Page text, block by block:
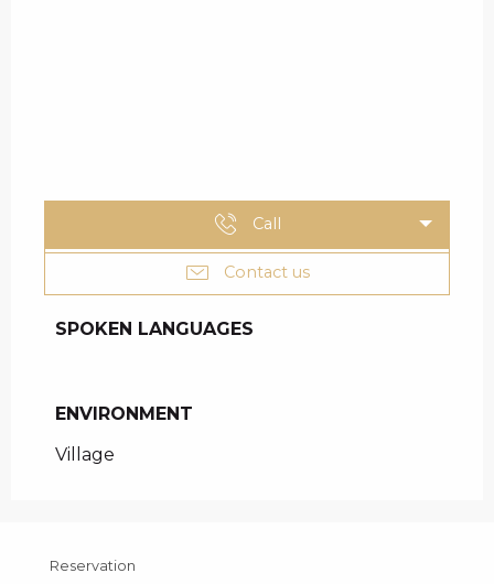
Call
Contact us
SPOKEN LANGUAGES
SPOKEN LANGUAGES
ENVIRONMENT
ENVIRONMENT
Village
Reservation